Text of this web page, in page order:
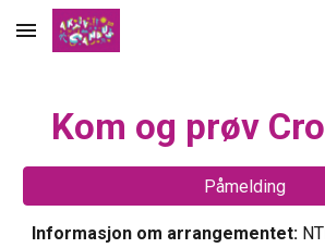
Skip to main content
Kom og prøv
Påmelding
Informasjon om arrangementet: